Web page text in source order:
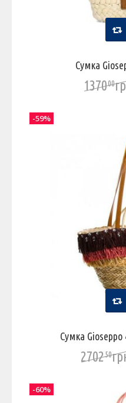
Сумка
137000
Сумка Gioseppo
270250
-59%
-60%